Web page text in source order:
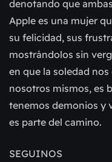
denotando que
Apple es una mujer
su felicidad, sus
mostrándolos sin
en que la soledad
nosotros mismos, es
tenemos demonios y
es parte del camino.
SEGUINOS